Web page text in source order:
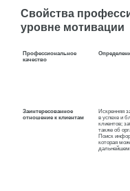
Свойства
уровне мотивации
Профессиональное
качество
Заинтересованное
отношение к клиентам
Искренняя
в успехе и
клиентов;
также об
Поиск
которая